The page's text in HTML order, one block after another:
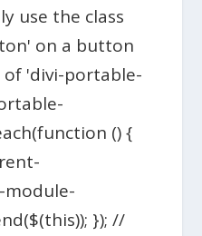
use the class
on a button
'divi-portable-
() {
module-
}); //